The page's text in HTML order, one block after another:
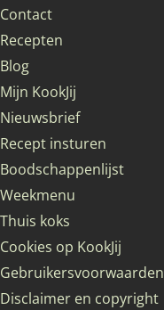
Contact
Recepten
Blog
Mijn KookJij
Nieuwsbrief
Recept insturen
Boodschappenlijst
Weekmenu
Thuis koks
Cookies op KookJij
Gebruikersvoorwaarden
Disclaimer en copyright